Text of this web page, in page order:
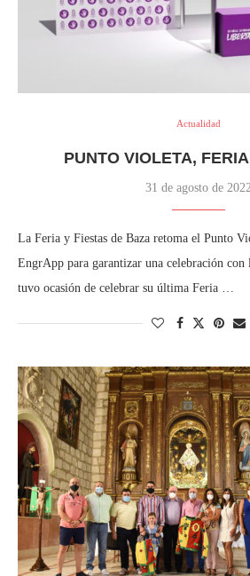
Actualidad
PUNTO VIOLETA,
31 de agosto de
La Feria y Fiestas de Baza retoma el Punto
EngrApp para garantizar una celebración con
tuvo ocasión de celebrar su última Feria …